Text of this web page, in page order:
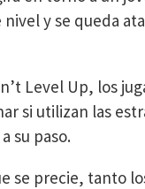
y se queda
Level Up, los
si utilizan las
su paso.
se precie, tanto